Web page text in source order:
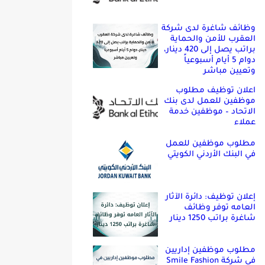
وظائف شاغرة لدى شركة
العقرب للأمن والحماية
براتب يصل إلى 420 دينار،
دوام 5 أيام أسبوعياً
وتعيين مباشر
اعلان توظيف مطلوب
موظفين للعمل لدى بنك
الاتحاد – موظفين خدمة
عملاء
مطلوب موظفين للعمل
في البنك الأردني الكويتي
إعلان توظيف: دائرة الآثار
العامه توفر وظائف
شاغرة براتب 1250 دينار
مطلوب موظفين إداريين
في شركة Smile Fashion